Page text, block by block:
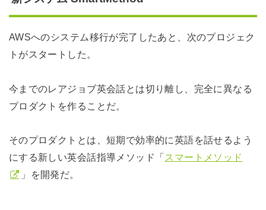
AWSへのシステム移行が完了したあと、次のプロジェク
トがスタートした。
今までのレアジョブ英会話とは切り離し、完全に異なる
プロダクトを作ることだ。
そのプロダクトとは、短期で効率的に英語を話せるよう
にする新しい英会話指導メソッド「 スマートメソッド
」を開発だ。